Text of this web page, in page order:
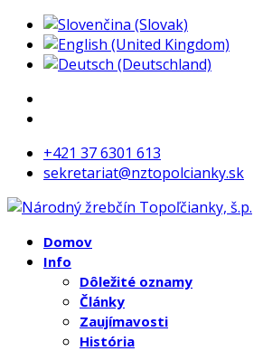
+421 37 6301 613
sekretariat@nztopolcianky.sk
Domov
Info
Dôležité oznamy
Články
Zaujímavosti
História